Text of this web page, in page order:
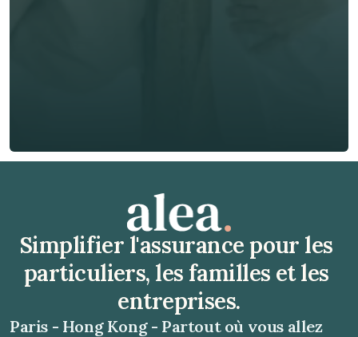
Obtenir un devis gratuit
Simplifier l'assurance pour les
particuliers, les familles et les
entreprises.
Paris - Hong Kong - Partout où vous allez